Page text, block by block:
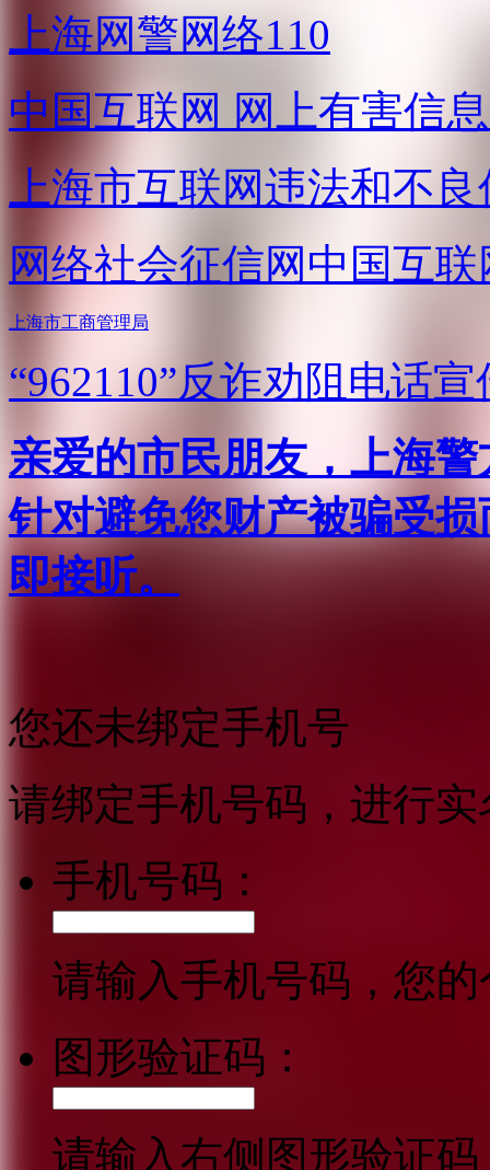
上海网警网络110
中国互联网 网上有害信
上海市互联网违法和不
网络社会征信网 中国互
上海市工商管理局
“962110”反诈劝阻电话宣
亲爱的市民朋友，上海
针对避免您财产被骗受
即接听。
您还未绑定手机号
请绑定手机号码，进行
手机号码：
请输入手机号码，您
图形验证码：
请输入右侧图形验证码